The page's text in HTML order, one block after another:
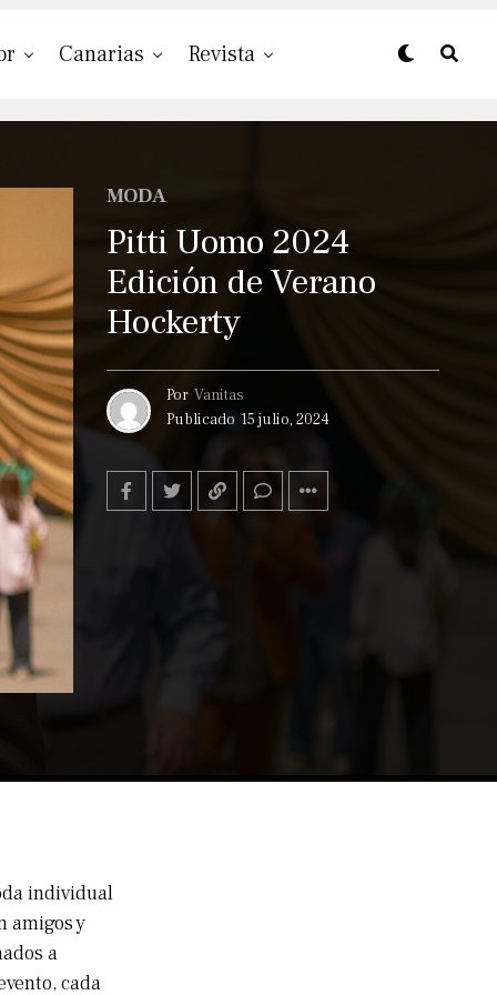
Canarias Revista
MODA
Pitti Uomo 2024
Edición de Verano
Hockerty
Por Vanitas
Publicado 15 julio, 2024
individual
amigos y
a
cada